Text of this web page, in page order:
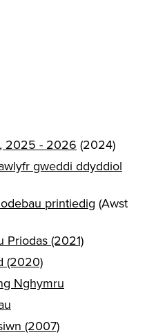
2025 - 2026 (2024)
gweddi ddyddiol
printiedig (Awst
Priodas (2021)
(2020)
Nghymru
(2007)